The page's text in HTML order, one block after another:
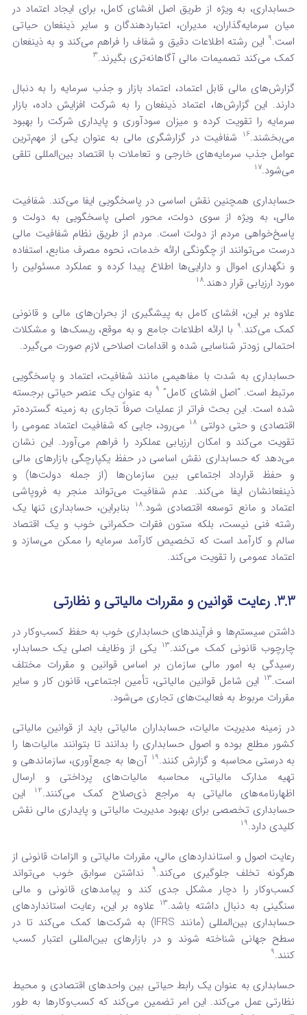
حسابداری، به ویژه از طریق اصل افشای کامل، برای ایجاد اعتماد در
میان سرمایه‌گذاران، مدیران، اعتباردهندگان و سایر ذینفعان حیاتی
است.9این رشته اطلاعات دقیق و شفاف را فراهم می‌کند و به ذینفعان
کمک می‌کند تصمیمات مالی آگاهانه‌تری بگیرند.3
گزارش‌های مالی قابل اعتماد، اعتماد بازار و جذب سرمایه را به دنبال
دارند. این گزارش‌ها، اعتماد ذینفعان را به شرکت افزایش داده، بازار
سرمایه را تقویت کرده و میزان سودآوری و پایداری شرکت را بهبود
می‌بخشند.16 شفافیت در گزارشگری مالی به عنوان یکی از مهم‌ترین
عوامل جذب سرمایه‌های خارجی و تعاملات با اقتصاد بین‌المللی تلقی
می‌شود.17
حسابداری همچنین نقش اساسی در پاسخگویی ایفا می‌کند. شفافیت
مالی، به ویژه از سوی دولت، محور اصلی پاسخگویی به دولت و
پاسخ‌خواهی مردم از دولت است. مردم از طریق نظام شفافیت مالی
درست می‌توانند از چگونگی ارائه خدمات، نحوه مصرف منابع، استفاده
و نگهداری اموال و دارایی‌ها اطلاع پیدا کرده و عملکرد مسئولین را
مورد ارزیابی قرار دهند.18
علاوه بر این، افشای کامل به پیشگیری از بحران‌های مالی و قانونی
کمک می‌کند.9 با ارائه اطلاعات جامع و به موقع، ریسک‌ها و مشکلات
احتمالی زودتر شناسایی شده و اقدامات اصلاحی لازم صورت می‌گیرد.
حسابداری به شدت با مفاهیمی مانند شفافیت، اعتماد و پاسخگویی
مرتبط است. “اصل افشای کامل” 9به عنوان یک عنصر حیاتی برجسته
شده است. این بحث فراتر از عملیات صرفاً تجاری به زمینه گسترده‌تر
اقتصادی و حتی دولتی 18 می‌رود، جایی که شفافیت اعتماد عمومی را
تقویت می‌کند و امکان ارزیابی عملکرد را فراهم می‌آورد. این نشان
می‌دهد که حسابداری نقش اساسی در حفظ یکپارچگی بازارهای مالی
و حفظ قرارداد اجتماعی بین سازمان‌ها (از جمله دولت‌ها) و
ذینفعانشان ایفا می‌کند. عدم شفافیت می‌تواند منجر به فروپاشی
اعتماد و مانع توسعه اقتصادی شود.18 بنابراین، حسابداری تنها یک
رشته فنی نیست، بلکه ستون فقرات حکمرانی خوب و یک اقتصاد
سالم و کارآمد است که تخصیص کارآمد سرمایه را ممکن می‌سازد و
اعتماد عمومی را تقویت می‌کند.
3.3. رعایت قوانین و مقررات مالیاتی و نظارتی
داشتن سیستم‌ها و فرآیندهای حسابداری خوب به حفظ کسب‌وکار در
چارچوب قانونی کمک می‌کند.13 یکی از وظایف اصلی یک حسابدار،
رسیدگی به امور مالی سازمان بر اساس قوانین و مقررات مختلف
است.13 این شامل قوانین مالیاتی، تأمین اجتماعی، قانون کار و سایر
مقررات مربوط به فعالیت‌های تجاری می‌شود.
در زمینه مدیریت مالیات، حسابداران مالیاتی باید از قوانین مالیاتی
کشور مطلع بوده و اصول حسابداری را بدانند تا بتوانند مالیات‌ها را
به درستی محاسبه و گزارش کنند.19 آن‌ها به جمع‌آوری، سازماندهی و
تهیه مدارک مالیاتی، محاسبه مالیات‌های پرداختی و ارسال
اظهارنامه‌های مالیاتی به مراجع ذی‌صلاح کمک می‌کنند.12
این
حسابداری تخصصی برای بهبود مدیریت مالیاتی و پایداری مالی نقش
کلیدی دارد.19
رعایت اصول و استانداردهای مالی، مقررات مالیاتی و الزامات قانونی از
هرگونه تخلف جلوگیری می‌کند.9
نداشتن سوابق خوب می‌تواند
کسب‌وکار را دچار مشکل جدی کند و پیامدهای قانونی و مالی
سنگینی به دنبال داشته باشد.13 علاوه بر این، رعایت استانداردهای
حسابداری بین‌المللی (مانند IFRS) به شرکت‌ها کمک می‌کند تا در
سطح جهانی شناخته شوند و در بازارهای بین‌المللی اعتبار کسب
کنند.9
حسابداری به عنوان یک رابط حیاتی بین واحدهای اقتصادی و محیط
نظارتی عمل می‌کند. این امر تضمین می‌کند که کسب‌وکارها به طور